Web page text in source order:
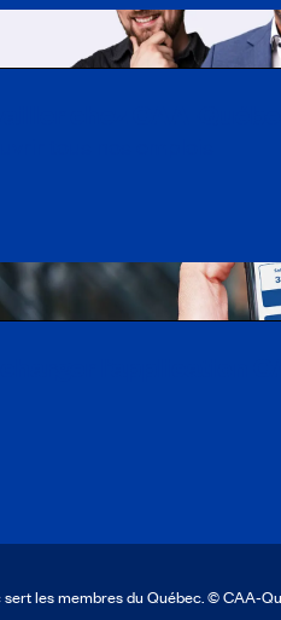
les membres du Québec. ©